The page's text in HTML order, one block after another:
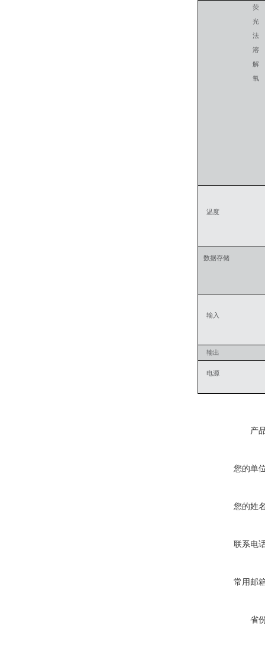
荧
光
法
溶
解
氧
温度
数据存储
输入
输出
电源
产
您的单
您的姓
联系电
常用邮
省